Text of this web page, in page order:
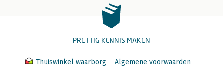
PRETTIG KENNIS MAKEN
Thuiswinkel waarborg Algemene voorwaarden